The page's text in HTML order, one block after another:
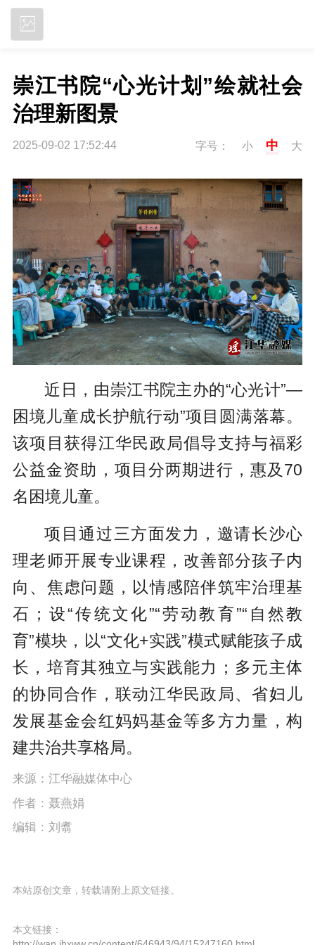
崇江书院“心光计划”绘就社会
治理新图景
2025-09-02 17:52:44 字号： 小 中 大
近日，由崇江书院主办的“心光计”—
困境儿童成长护航行动”项目圆满落幕。
该项目获得江华民政局倡导支持与福彩
公益金资助，项目分两期进行，惠及70
名困境儿童。
项目通过三方面发力，邀请长沙心
理老师开展专业课程，改善部分孩子内
向、焦虑问题，以情感陪伴筑牢治理基
石；设“传统文化”“劳动教育”“自然教
育”模块，以“文化+实践”模式赋能孩子成
长，培育其独立与实践能力；多元主体
的协同合作，联动江华民政局、省妇儿
发展基金会红妈妈基金等多方力量，构
建共治共享格局。
来源：江华融媒体中心
作者：聂燕娟
编辑：刘翥
本站原创文章，转载请附上原文链接。
本文链接：